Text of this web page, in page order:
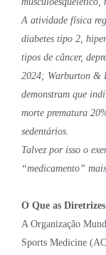
A atividade física
diabetes tipo 2,
tipos de câncer,
2024; Warburton &
demonstram que
morte prematura
sedentários.
Talvez por isso o
“medicamento”
O Que as
A Organização
Sports Medicine